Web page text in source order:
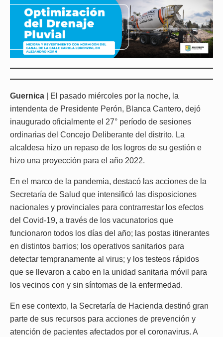
Guernica | El pasado miércoles por la noche, la
intendenta de Presidente Perón, Blanca Cantero, dejó
inaugurado oficialmente el 27° período de sesiones
ordinarias del Concejo Deliberante del distrito. La
alcaldesa hizo un repaso de los logros de su gestión e
hizo una proyección para el año 2022.
En el marco de la pandemia, destacó las acciones de la
Secretaría de Salud que intensificó las disposiciones
nacionales y provinciales para contrarrestar los efectos
del Covid-19, a través de los vacunatorios que
funcionaron todos los días del año; las postas itinerantes
en distintos barrios; los operativos sanitarios para
detectar tempranamente al virus; y los testeos rápidos
que se llevaron a cabo en la unidad sanitaria móvil para
los vecinos con y sin síntomas de la enfermedad.
En ese contexto, la Secretaría de Hacienda destinó gran
parte de sus recursos para acciones de prevención y
atención de pacientes afectados por el coronavirus. A